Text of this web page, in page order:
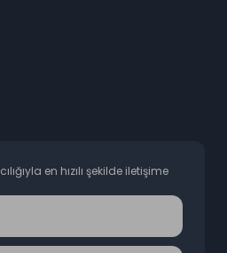
en hızılı şekilde iletişime